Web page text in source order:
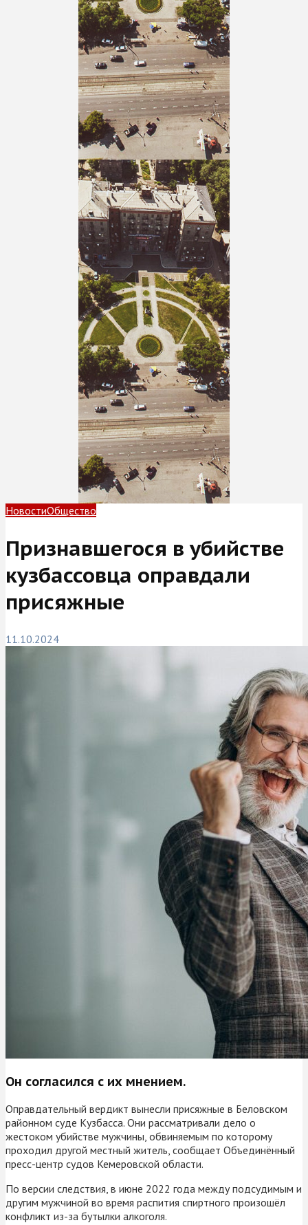
НовостиОбщество
Признавшегося в убийстве
кузбассовца оправдали
присяжные
11.10.2024
Он согласился с их мнением.
Оправдательный вердикт вынесли присяжные в Беловском
районном суде Кузбасса. Они рассматривали дело о
жестоком убийстве мужчины, обвиняемым по которому
проходил другой местный житель, сообщает Объединённый
пресс-центр судов Кемеровской области.
По версии следствия, в июне 2022 года между подсудимым и
другим мужчиной во время распития спиртного произошёл
конфликт из-за бутылки алкоголя.